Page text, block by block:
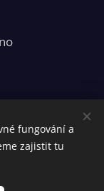
fungování a
zajistit tu